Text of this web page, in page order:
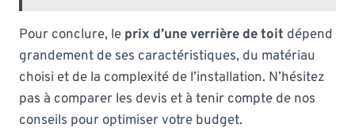
Pour conclure, le prix d’une verrière de toit dépend
grandement de ses caractéristiques, du matériau
choisi et de la complexité de l’installation. N’hésitez
pas à comparer les devis et à tenir compte de nos
conseils pour optimiser votre budget.